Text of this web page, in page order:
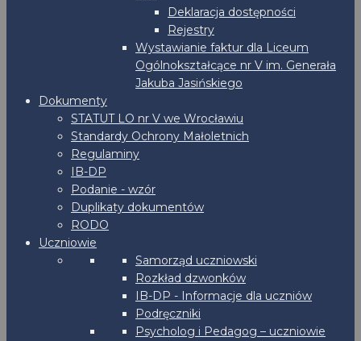
Deklaracja dostępności
Rejestry
Wystawianie faktur dla Liceum
Ogólnokształcące nr V im. Generała
Jakuba Jasińskiego
Dokumenty
STATUT LO nr V we Wrocławiu
Standardy Ochrony Małoletnich
Regulaminy
IB-DP
Podanie - wzór
Duplikaty dokumentów
RODO
Uczniowie
Samorząd uczniowski
Rozkład dzwonków
IB-DP - Informacje dla uczniów
Podręczniki
Psycholog i Pedagog – uczniowie